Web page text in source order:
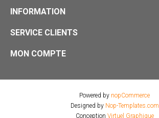
INFORMATION
SERVICE CLIENTS
MON COMPTE
Powered by nopCommerce
Designed by Nop-Templates.com
Conception Virtuel Graphique